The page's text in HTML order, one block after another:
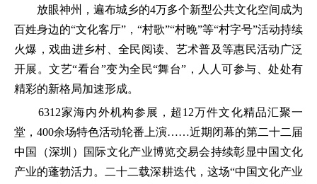
放眼神州，遍布城乡的4万多个新型公共文化空间成为
百姓身边的“文化客厅”，“村歌”“村晚”等“村字号”活动持续
火爆，戏曲进乡村、全民阅读、艺术普及等惠民活动广泛
开展。文艺“看台”变为全民“舞台”，人人可参与、处处有
精彩的新格局加速形成。
6312家海内外机构参展，超12万件文化精品汇聚一
堂，400余场特色活动轮番上演……近期闭幕的第二十二届
中国（深圳）国际文化产业博览交易会持续彰显中国文化
产业的蓬勃活力。二十二载深耕迭代，这场“中国文化产业